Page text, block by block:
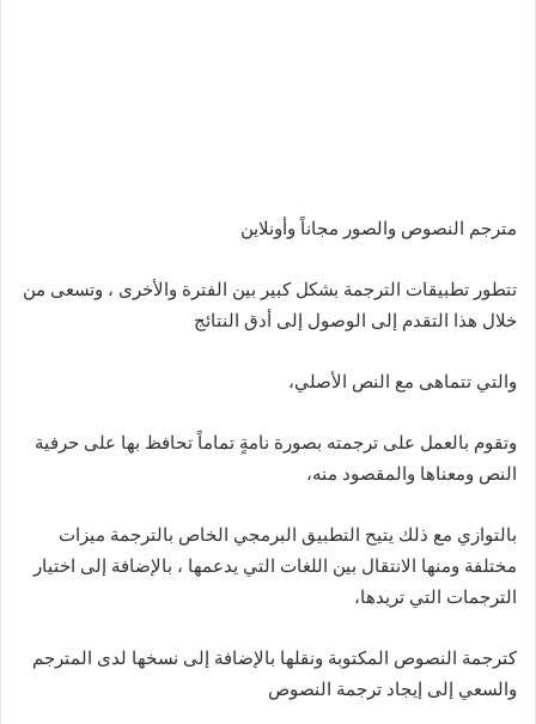
مترجم النصوص والصور مجاناً وأونلاين
تتطور تطبيقات الترجمة بشكل كبير بين الفترة والأخرى ، وتسعى من
خلال هذا التقدم إلى الوصول إلى أدق النتائج
والتي تتماهى مع النص الأصلي،
وتقوم بالعمل على ترجمته بصورة نامةٍ تماماً تحافظ بها على حرفية
النص ومعناها والمقصود منه،
بالتوازي مع ذلك يتيح التطبيق البرمجي الخاص بالترجمة ميزات
مختلفة ومنها الانتقال بين اللغات التي يدعمها ، بالإضافة إلى اختيار
الترجمات التي تريدها،
كترجمة النصوص المكتوبة ونقلها بالإضافة إلى نسخها لدى المترجم
والسعي إلى إيجاد ترجمة النصوص